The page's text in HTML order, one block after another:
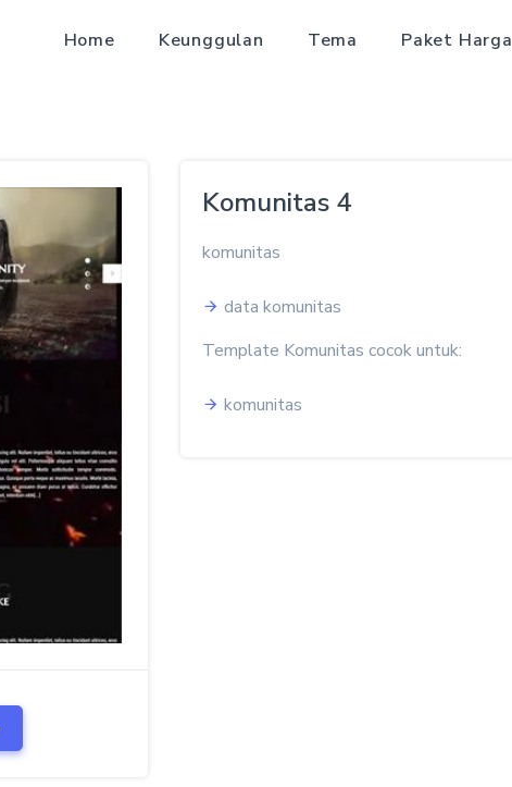
Home Keunggulan Tema Paket Harga
Komunitas 4
komunitas
data komunitas
Template Komunitas cocok untuk:
komunitas